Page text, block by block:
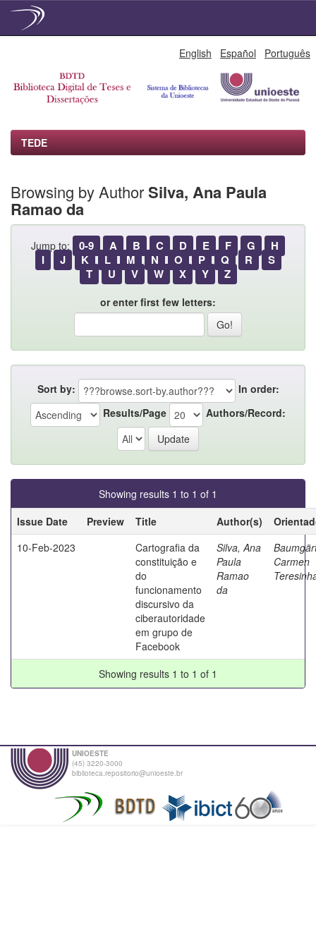
English Español Português
TEDE
Browsing by AuthorSilva, Ana Paula
Ramao da
Jump to: 0-9 A B C D E F G
H
I
J K L M N O P Q R
S
T
U V W X Y Z
or enter first few letters:
Sort by:
In order:
Results/Page
Authors/Record:
Showing results 1 to 1 of 1
Issue Date
Preview Title Author(s)
10-Feb-2023
Cartografia da
constituição e
do
funcionamento
discursivo da
ciberautoridade
em grupo de
Facebook
Silva, Ana
Paula
Ramao
da
Carmen
Showing results 1 to 1 of 1
UNIOESTE
(45) 3220-3000
biblioteca.repositorio@unioeste.br